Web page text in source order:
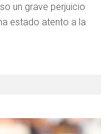
un grave perjuicio
estado atento a la